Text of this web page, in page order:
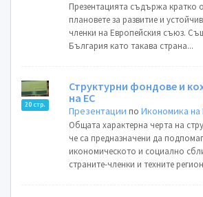
Презентацията съдържа кратко
плановете за развитие и
членки на Европейския съюз.
България като такава страна...
20 стр.
Структурни фондове и
на ЕС
Презентации поИкономика
Общата характерна черта на
че са предназначени да
икономическото и социално
страните-членки и техните